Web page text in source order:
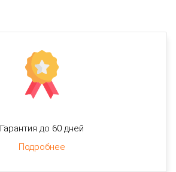
Гарантия до 60 дней
Подробнее